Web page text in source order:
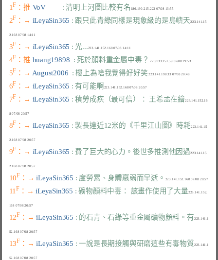
1F ：推 VoV : 清明上河圖比較有名 186.190.215.223 07/08 13:55
2F ：→ iLeyaSin365 : 跟只此青綠同樣是現象級的是島嶼天223.141.15
3F ：→ iLeyaSin365 : 光...
4F ：推 huang19898 : 死於顏料重金屬中毒？ 220.133.151.59 07/08 19:53
5F ：→ August2006 : 樓上為啥我覺得好好笑 223.141.198.33 07/08 20:48
6F ：→ iLeyaSin365 : 有可能啊 223.141.152.168 07/08 20:57
7F ：→ iLeyaSin365 : 積勞成疾（最可信）： 王希孟在繪223.141.152.16
8 07/08 20:57
8F ：→ iLeyaSin365 : 製長達近12米的《千里江山圖》時耗223.141.15
2.168 07/08 20:57
9F ：→ iLeyaSin365 : 費了巨大的心力。後世多推測他因過223.141.15
2.168 07/08 20:57
10F ：→ iLeyaSin365 : 度勞累、身體羸弱而早逝。 223.141.152.168 07/08 20:57
11F ：→ iLeyaSin365 : 礦物顏料中毒： 該畫作使用了大量223.141.152.
168 07/08 20:57
12F ：→ iLeyaSin365 : 的石青、石綠等重金屬礦物顏料。有223.141.1
52.168 07/08 20:57
13F ：→ iLeyaSin365 : 一說是長期接觸與研磨這些有毒物質223.141.1
52.168 07/08 20:57